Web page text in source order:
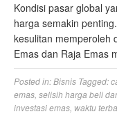
Kondisi pasar global
harga semakin
kesulitan memperoleh
Emas dan Raja Emas
Posted in:Bisnis Tagged:
emas selisih harga beli
investasi emas waktu